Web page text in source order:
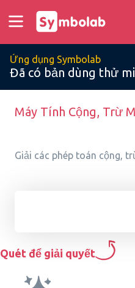
Ứng dụng Symbolab
Đã có bản dùng thử
Máy Tính Cộng, Trừ
Giải các phép toán cộng,
Quét để giải quyết